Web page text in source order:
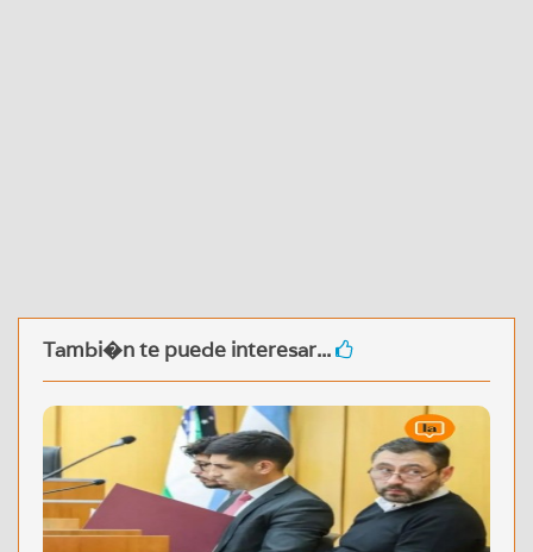
Tambi�n te puede interesar...